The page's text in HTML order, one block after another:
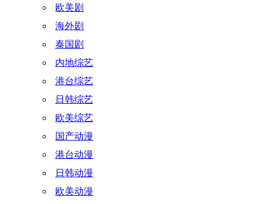
欧美剧
海外剧
泰国剧
内地综艺
港台综艺
日韩综艺
欧美综艺
国产动漫
港台动漫
日韩动漫
欧美动漫